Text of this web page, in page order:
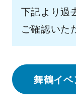
下記より過
ご確認いた
舞鶴イ